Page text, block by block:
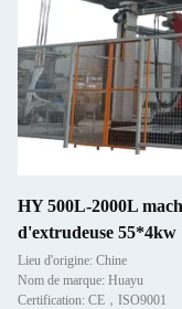
HY 500L-2000L
d'extrudeuse 55*4kw
Lieu d'origine: Chine
Nom de marque: Huayu
Certification: CE，ISO9001